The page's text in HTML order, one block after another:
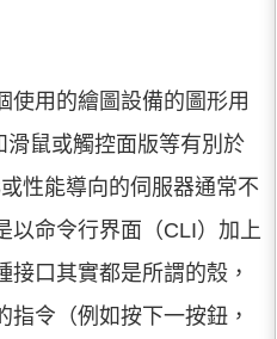
使用的繪圖設備的圖形用
鼠或觸控面版等有別於
性能導向的伺服器通常不
以命令行界面（CLI）加上
口其實都是所謂的殼，
令（例如按下一按鈕，